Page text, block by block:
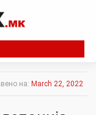
на: March 22, 2022